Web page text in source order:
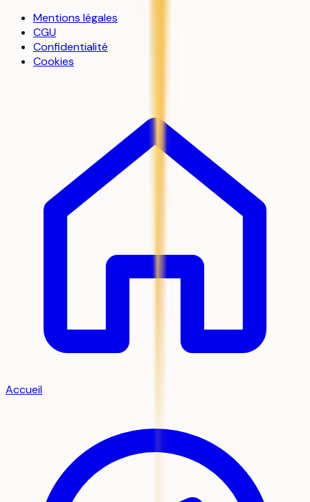
Mentions légales
CGU
Confidentialité
Cookies
Accueil